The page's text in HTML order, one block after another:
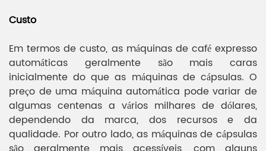
Custo
Em termos de custo, as máquinas de café expresso
automáticas geralmente são mais caras
inicialmente do que as máquinas de cápsulas. O
preço de uma máquina automática pode variar de
algumas centenas a vários milhares de dólares,
dependendo da marca, dos recursos e da
qualidade. Por outro lado, as máquinas de cápsulas